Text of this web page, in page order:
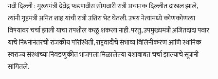
नवी दिल्ली : मुख्यमंत्री देवेंद्र फडणवीस सोमवारी रात्री अचानक दिल्लीत दाखल झाले,
त्यांनी गृहमंत्री अमित शाह यांची रात्री उशिरा भेट घेतली. उभय नेत्यांमध्ये कोणकोणत्या
विषयावर चर्चा झाली याचा तपशील कळू शकला नाही. परंतु, उपमुख्यमंत्री अजितदादा पवार
यांचे निधनानंतरची राजकीय परिस्थिती, राष्ट्रवादीचे संभाव्य विलिनीकरण आणि स्थानिक
स्वराज्य संस्थांच्या निवडणुकीत भाजपला मिळालेल्या यशाबाबत चर्चा झाल्याचे सूत्रांनी
सांगितले.